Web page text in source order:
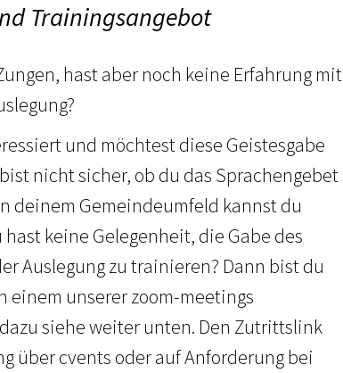
Trainingsangebot
hast aber noch keine Erfahrung mit
und möchtest diese Geistesgabe
nicht sicher, ob du das Sprachengebet
deinem Gemeindeumfeld kannst du
keine Gelegenheit, die Gabe des
Auslegung zu trainieren? Dann bist du
einem unserer zoom-meetings
siehe weiter unten. Den Zutrittslink
über cvents oder auf Anforderung bei